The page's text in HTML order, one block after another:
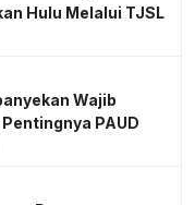
Hulu Melalui TJSL
Wajib
PAUD